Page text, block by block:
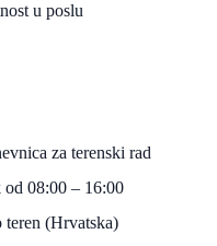
u poslu
za terenski rad
od 08:00 – 16:00
teren (Hrvatska)